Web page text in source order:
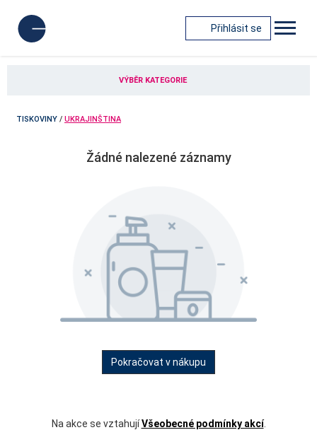
Přihlásit se
VÝBĚR KATEGORIE
TISKOVINY / UKRAJINŠTINA
Žádné nalezené záznamy
Pokračovat v nákupu
Na akce se vztahujíVšeobecné podmínky akcí.